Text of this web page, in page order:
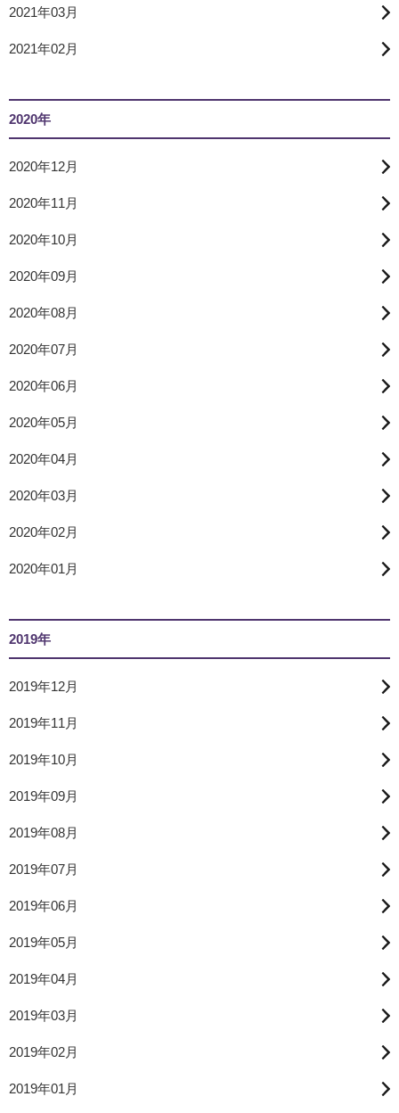
2021年03月
2021年02月
2020年
2020年12月
2020年11月
2020年10月
2020年09月
2020年08月
2020年07月
2020年06月
2020年05月
2020年04月
2020年03月
2020年02月
2020年01月
2019年
2019年12月
2019年11月
2019年10月
2019年09月
2019年08月
2019年07月
2019年06月
2019年05月
2019年04月
2019年03月
2019年02月
2019年01月